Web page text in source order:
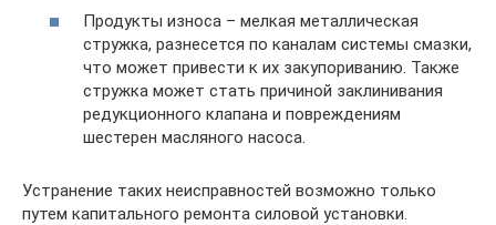
Продукты износа – мелкая металлическая
стружка, разнесется по каналам системы смазки,
что может привести к их закупориванию. Также
стружка может стать причиной заклинивания
редукционного клапана и повреждениям
шестерен масляного насоса.
Устранение таких неисправностей возможно только
путем капитального ремонта силовой установки.